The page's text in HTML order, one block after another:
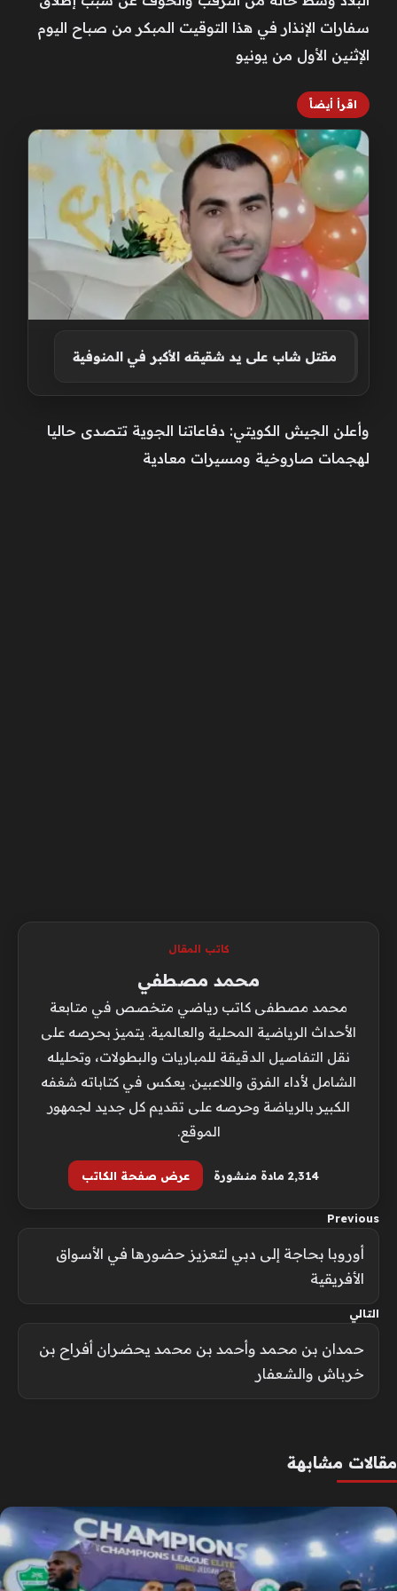
سفارات الإنذار في هذا التوقيت المبكر من صباح اليوم
الإثنين الأول من يونيو
اقرأ أيضاً
مقتل شاب على يد شقيقه الأكبر في المنوفية
وأعلن الجيش الكويتي: دفاعاتنا الجوية تتصدى حاليا
لهجمات صاروخية ومسيرات معادية
كاتب المقال
محمد مصطفي
محمد مصطفى كاتب رياضي متخصص في متابعة
الأحداث الرياضية المحلية والعالمية. يتميز بحرصه على
نقل التفاصيل الدقيقة للمباريات والبطولات، وتحليله
الشامل لأداء الفرق واللاعبين. يعكس في كتاباته شغفه
الكبير بالرياضة وحرصه على تقديم كل جديد لجمهور
الموقع.
2٬314 مادة منشورة عرض صفحة الكاتب
Previous
أوروبا بحاجة إلى دبي لتعزيز حضورها في الأسواق
الأفريقية
التالي
حمدان بن محمد وأحمد بن محمد يحضران أفراح بن
خرباش والشعفار
مقالات مشابهة